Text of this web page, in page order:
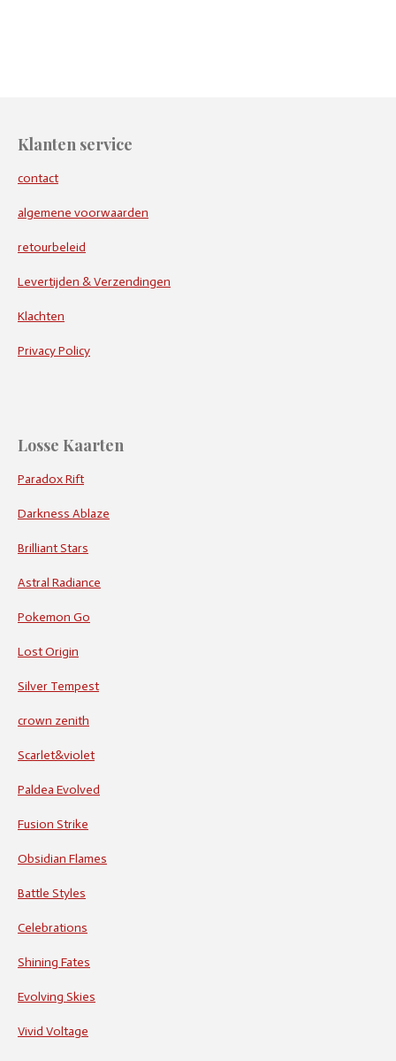
Klanten service
contact
algemene voorwaarden
retourbeleid
Levertijden & Verzendingen
Klachten
Privacy Policy
Losse Kaarten
Paradox Rift
Darkness Ablaze
Brilliant Stars
Astral Radiance
Pokemon Go
Lost Origin
Silver Tempest
crown zenith
Scarlet&violet
Paldea Evolved
Fusion Strike
Obsidian Flames
Battle Styles
Celebrations
Shining Fates
Evolving Skies
Vivid Voltage